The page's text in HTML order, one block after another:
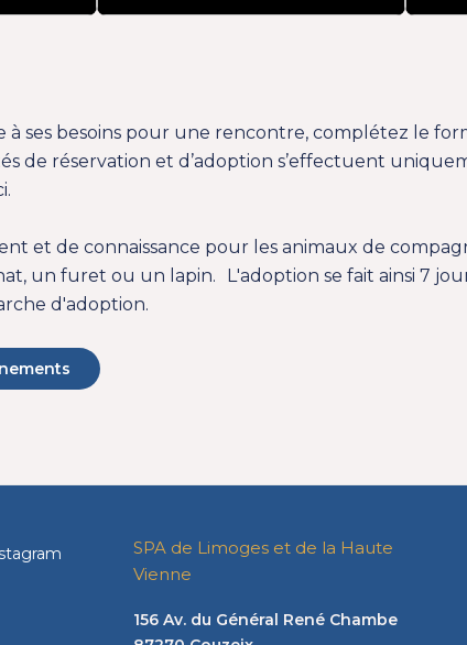
à ses besoins pour une rencontre, complétez le
de réservation et d’adoption s’effectuent
et de connaissance pour les animaux de
un furet ou un lapin. L'adoption se fait ainsi 7
d'adoption.
SPA de Limoges et de la Haute
Vienne
156 Av. du Général René Chambe